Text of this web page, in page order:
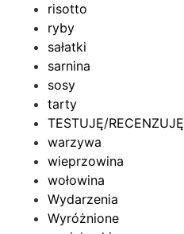
risotto
ryby
sałatki
sarnina
sosy
tarty
TESTUJĘ/RECENZUJĘ
warzywa
wieprzowina
wołowina
Wydarzenia
Wyróżnione